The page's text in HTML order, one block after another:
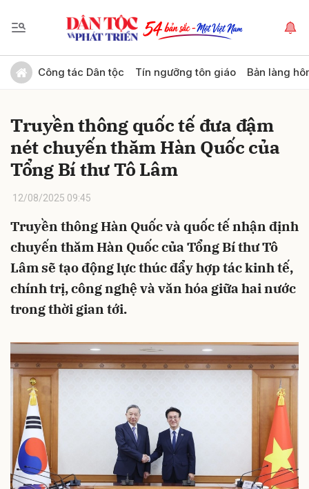
Công tác Dân tộc Tín ngưỡng tôn giáo Bản làng
Truyền thông quốc tế đưa đậm
nét chuyến thăm Hàn Quốc của
Tổng Bí thư Tô Lâm
12/08/2025 09:45
Truyền thông Hàn Quốc và quốc tế nhận định
chuyến thăm Hàn Quốc của Tổng Bí thư Tô
Lâm sẽ tạo động lực thúc đẩy hợp tác kinh tế,
chính trị, công nghệ và văn hóa giữa hai nước
trong thời gian tới.
Gửi bình luận